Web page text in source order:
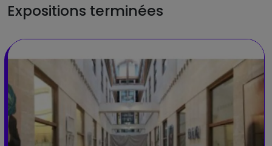
Expositions terminées